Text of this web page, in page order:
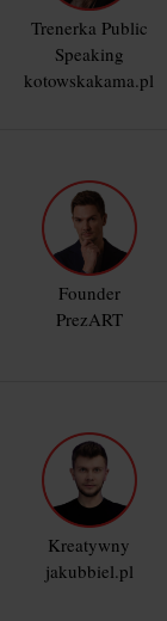
Trenerka Public
Speaking
kotowskakama.pl
Founder
PrezART
Kreatywny
jakubbiel.pl